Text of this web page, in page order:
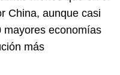
China, aunque casi
mayores economías
más